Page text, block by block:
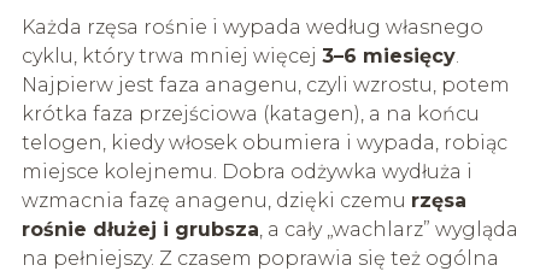
Każda rzęsa rośnie i wypada według własnego
cyklu, który trwa mniej więcej 3–6 miesięcy.
Najpierw jest faza anagenu, czyli wzrostu, potem
krótka faza przejściowa (katagen), a na końcu
telogen, kiedy włosek obumiera i wypada, robiąc
miejsce kolejnemu. Dobra odżywka wydłuża i
wzmacnia fazę anagenu, dzięki czemu rzęsa
rośnie dłużej i grubsza , a cały „wachlarz” wygląda
na pełniejszy. Z czasem poprawia się też ogólna